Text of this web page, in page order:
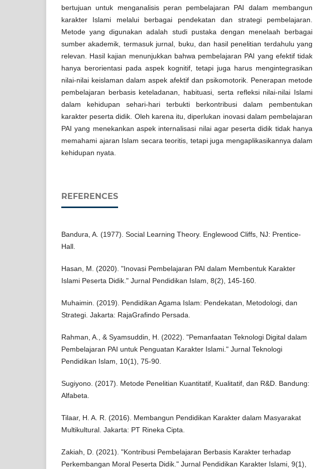
bertujuan untuk menganalisis peran pembelajaran PAI dalam membangun
karakter Islami melalui berbagai pendekatan dan strategi pembelajaran.
Metode yang digunakan adalah studi pustaka dengan menelaah berbagai
sumber akademik, termasuk jurnal, buku, dan hasil penelitian terdahulu yang
relevan. Hasil kajian menunjukkan bahwa pembelajaran PAI yang efektif tidak
hanya berorientasi pada aspek kognitif, tetapi juga harus mengintegrasikan
nilai-nilai keislaman dalam aspek afektif dan psikomotorik. Penerapan metode
pembelajaran berbasis keteladanan, habituasi, serta refleksi nilai-nilai Islami
dalam kehidupan sehari-hari terbukti berkontribusi dalam pembentukan
karakter peserta didik. Oleh karena itu, diperlukan inovasi dalam pembelajaran
PAI yang menekankan aspek internalisasi nilai agar peserta didik tidak hanya
memahami ajaran Islam secara teoritis, tetapi juga mengaplikasikannya dalam
kehidupan nyata.
REFERENCES
Bandura, A. (1977). Social Learning Theory. Englewood Cliffs, NJ: Prentice-
Hall.
Hasan, M. (2020). "Inovasi Pembelajaran PAI dalam Membentuk Karakter
Islami Peserta Didik." Jurnal Pendidikan Islam, 8(2), 145-160.
Muhaimin. (2019). Pendidikan Agama Islam: Pendekatan, Metodologi, dan
Strategi. Jakarta: RajaGrafindo Persada.
Rahman, A., & Syamsuddin, H. (2022). "Pemanfaatan Teknologi Digital dalam
Pembelajaran PAI untuk Penguatan Karakter Islami." Jurnal Teknologi
Pendidikan Islam, 10(1), 75-90.
Sugiyono. (2017). Metode Penelitian Kuantitatif, Kualitatif, dan R&D. Bandung:
Alfabeta.
Tilaar, H. A. R. (2016). Membangun Pendidikan Karakter dalam Masyarakat
Multikultural. Jakarta: PT Rineka Cipta.
Zakiah, D. (2021). "Kontribusi Pembelajaran Berbasis Karakter terhadap
Perkembangan Moral Peserta Didik." Jurnal Pendidikan Karakter Islami, 9(1),